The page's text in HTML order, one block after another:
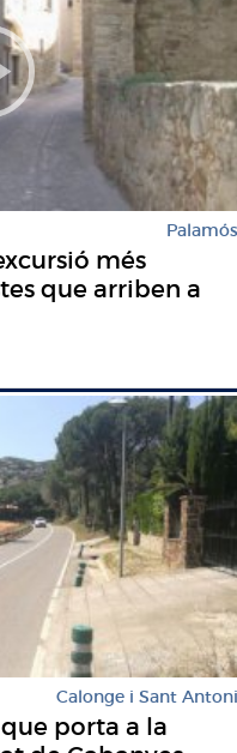
Palamós
més
que arriben a
Calonge i Sant Antoni
porta a la